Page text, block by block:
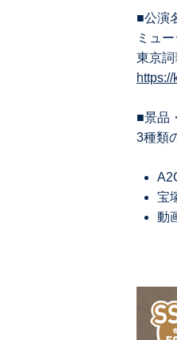
■公演
ミュ
東京詞
■景品
3種類
宝
動